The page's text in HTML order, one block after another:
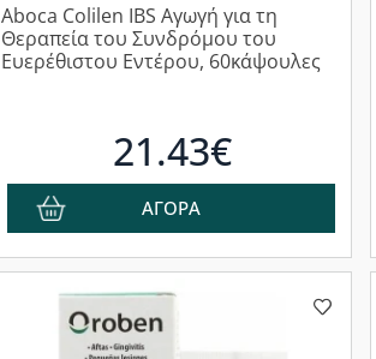
Aboca Colilen IBS Αγωγή για τη
Θεραπεία του Συνδρόμου του
Ευερέθιστου Εντέρου, 60κάψουλες
21.43€
ΑΓΟΡΑ